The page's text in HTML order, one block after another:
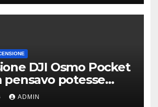
DJI Osmo Pocket
pensavo potesse
così tanto
ADMIN